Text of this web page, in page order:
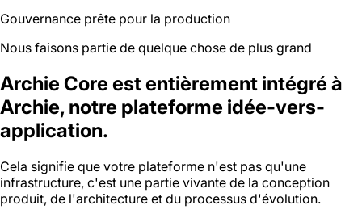
Gouvernance prête pour la production
Nous faisons partie de quelque chose de plus grand
Archie Core est entièrement intégré à
Archie, notre plateforme idée-vers-
application.
Cela signifie que votre plateforme n'est pas qu'une
infrastructure, c'est une partie vivante de la conception
produit, de l'architecture et du processus d'évolution.